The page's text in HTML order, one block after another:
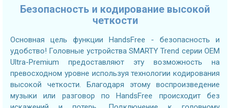
Безопасность и кодирование высокой
четкости
Основная цель функции HandsFree - безопасность и
удобство! Головные устройства SMARTY Trend серии OEM
Ultra-Premium предоставляют эту возможность на
превосходном уровне используя технологии кодирования
высокой четкости. Благодаря этому воспроизведение
музыки или разговор по HandsFree происходит без